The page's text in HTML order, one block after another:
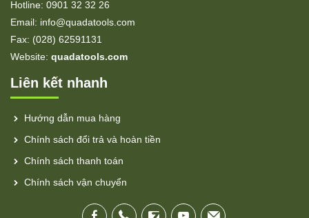
Hotline: 0901 32 32 26
Email: info@quadatools.com
Fax: (028) 62591131
Website: quadatools.com
Liên kết nhanh
Hướng dẫn mua hàng
Chính sách đổi trả và hoàn tiền
Chính sách thanh toán
Chính sách vận chuyển